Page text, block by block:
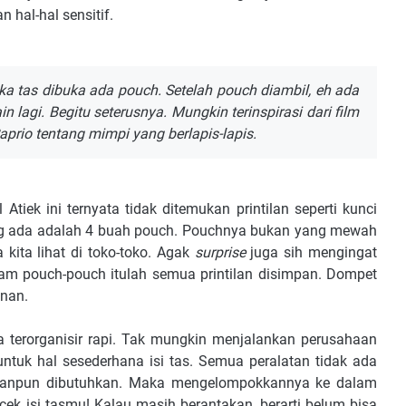
hal-hal sensitif.
tas dibuka ada pouch. Setelah pouch diambil, eh ada
lagi. Begitu seterusnya. Mungkin terinspirasi dari film
tentang mimpi yang berlapis-lapis.
ini ternyata tidak ditemukan printilan seperti kunci
adalah 4 buah pouch. Pouchnya bukan yang mewah
kita lihat di toko-toko. Agak surprise juga sih mengingat
pouch-pouch itulah semua printilan disimpan. Dompet
rapi. Tak mungkin menjalankan perusahaan
hal sesederhana isi tas. Semua peralatan tidak ada
dibutuhkan. Maka mengelompokkannya ke dalam